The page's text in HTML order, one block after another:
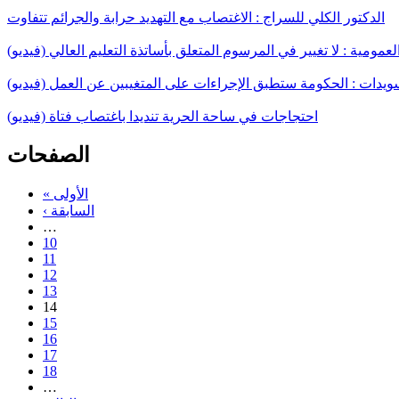
الدكتور الكلي للسراج : الاغتصاب مع التهديد حرابة والجرائم تتفاوت
: لا تغيير في المرسوم المتعلق بأساتذة التعليم العالي (فيديو)
: الحكومة ستطبق الإجراءات على المتغيبين عن العمل (فيديو)
احتجاجات في ساحة الحرية تنديدا باغتصاب فتاة (فيديو)
الصفحات
« الأولى
‹ السابقة
…
10
11
12
13
14
15
16
17
18
…